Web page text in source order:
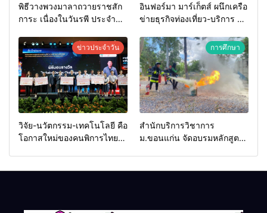
พิธีวางพวงมาลาถวายราชสัก
การะ เนื่องในวันรพี ประจำปี
วันรพี เพื่อเชื่อมความสัมพันธ์
อันดีของหน่วยงานใน
กระบวนการยุติธรรม
อินฟอร์มา มาร์เก็ตส์ ผนึกเครือ
ข่ายธุรกิจท่องเที่ยว-บริการ จัด
2026 เชื่อม 4 งานใหญ่ สร้าง
โอกาสธุรกิจครบวงจร ด้วย
ครับ
ข่าวประจำวัน
วิจัย-นวัตกรรม-เทคโนโลยี คือ
โอกาสใหม่ของคนพิการไทย
การศึกษา
สำนักบริการวิชาการ
ม.ขอนแก่น จัดอบรมหลักสูตร